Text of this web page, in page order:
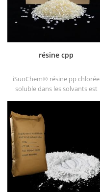
résine cpp
iSuoChem® résine pp chlorée
soluble dans les solvants est
dans les solvants substrats de
polyoléfine.